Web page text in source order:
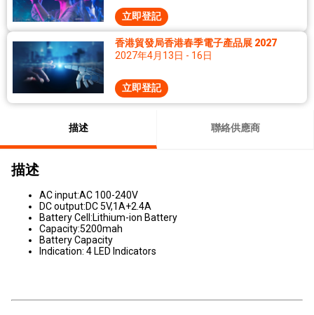
立即登記
香港貿發局香港春季電子產品展 2027
2027年4月13日 - 16日
立即登記
描述 聯絡供應商
描述
AC input:AC 100-240V
DC output:DC 5V,1A+2.4A
Battery Cell:Lithium-ion Battery
Capacity:5200mah
Battery Capacity
Indication: 4 LED Indicators